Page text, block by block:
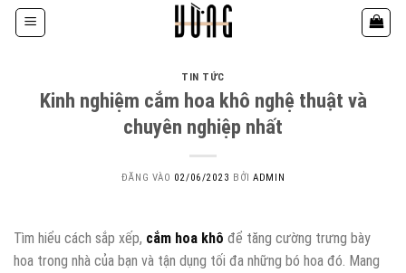
qua
TIN TỨC
Kinh nghiệm cắm hoa khô nghệ thuật và
chuyên nghiệp nhất
ĐĂNG VÀO 02/06/2023 BỞIADMIN
Tìm hiểu cách sắp xếp, cắm hoa khô để tăng cường trưng bày
hoa trong nhà của bạn và tận dụng tối đa những bó hoa đó. Mang